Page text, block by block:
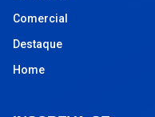
Comercial
Destaque
Home